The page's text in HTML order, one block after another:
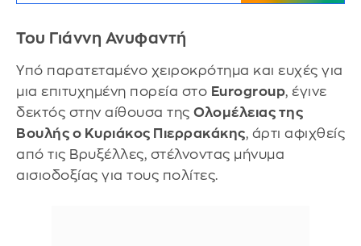
Του Γιάννη Ανυφαντή
Υπό παρατεταμένο χειροκρότημα και ευχές για
μια επιτυχημένη πορεία στο Eurogroup, έγινε
δεκτός στην αίθουσα της Ολομέλειας της
Βουλής ο Κυριάκος Πιερρακάκης, άρτι αφιχθείς
από τις Βρυξέλλες, στέλνοντας μήνυμα
αισιοδοξίας για τους πολίτες.